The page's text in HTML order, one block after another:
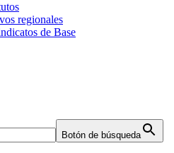
regionales
de Base
Botón de búsqueda